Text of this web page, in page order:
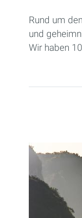
Rund um
und
Wir haben